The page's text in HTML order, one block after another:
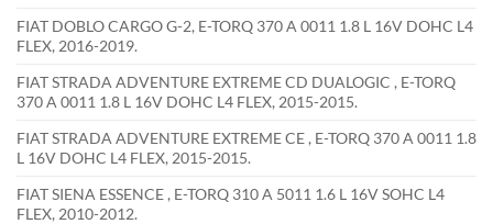
FIAT DOBLO CARGO G-2, E-TORQ 370 A 0011 1.8 L 16V DOHC L4
FLEX, 2016-2019.
FIAT STRADA ADVENTURE EXTREME CD DUALOGIC , E-TORQ
370 A 0011 1.8 L 16V DOHC L4 FLEX, 2015-2015.
FIAT STRADA ADVENTURE EXTREME CE , E-TORQ 370 A 0011 1.8
L 16V DOHC L4 FLEX, 2015-2015.
FIAT SIENA ESSENCE , E-TORQ 310 A 5011 1.6 L 16V SOHC L4
FLEX, 2010-2012.